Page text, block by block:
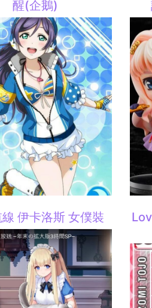
醒(企鵝)
伊卡洛斯 女僕裝